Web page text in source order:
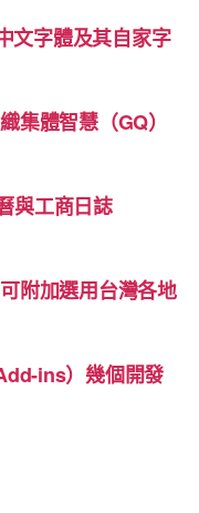
文字體及其自家字
集體智慧（GQ）
與工商日誌
附加選用台灣各地
ins）幾個開發